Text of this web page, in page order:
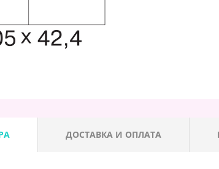
ДОСТАВКА И ОПЛАТА